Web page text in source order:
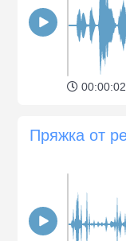
00:00:02
Пряжка от